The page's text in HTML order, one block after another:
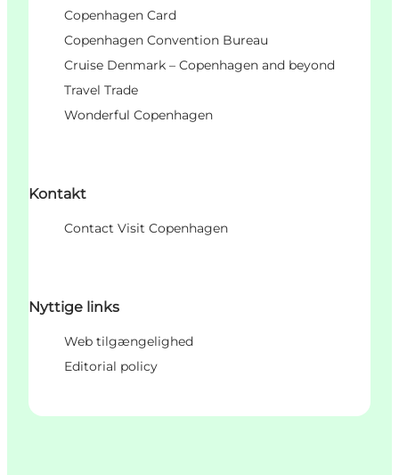
Copenhagen Card
Copenhagen Convention Bureau
Cruise Denmark – Copenhagen and beyond
Travel Trade
Wonderful Copenhagen
Kontakt
Contact Visit Copenhagen
Nyttige links
Web tilgængelighed
Editorial policy